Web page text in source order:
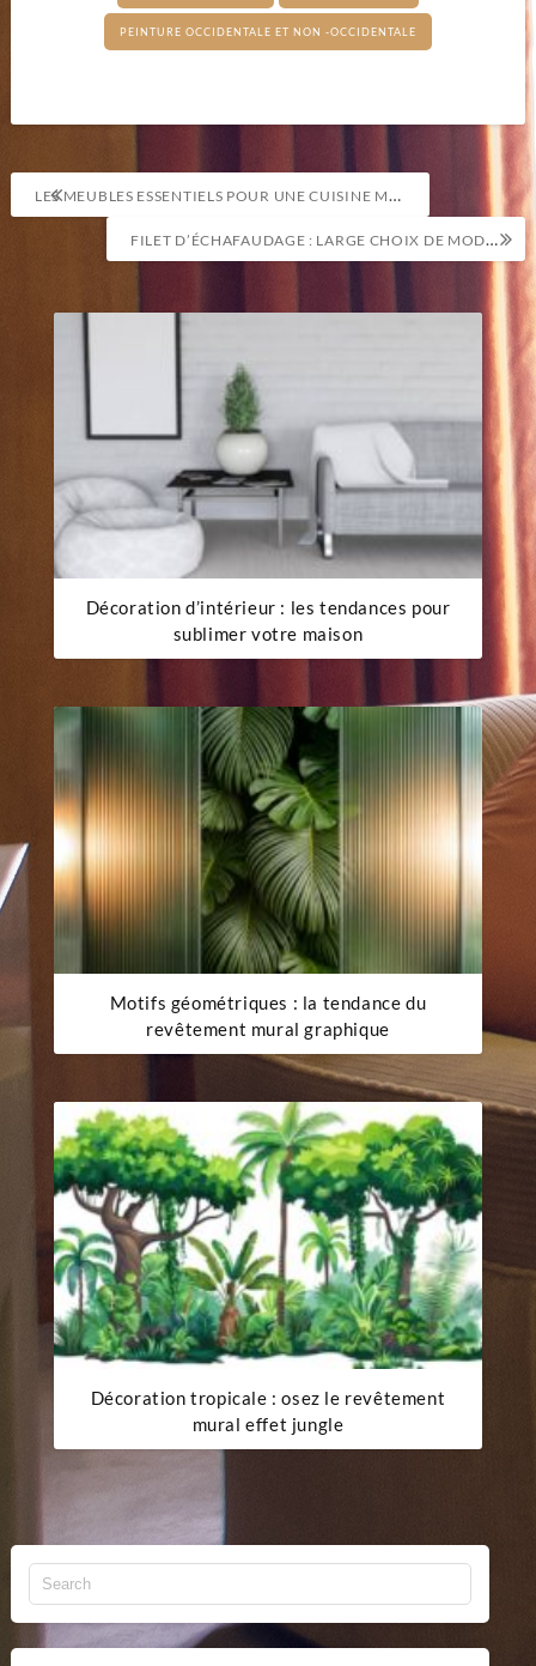
PEINTURE OCCIDENTALE ET NON -OCCIDENTALE
Navigation
de
l’article
LES MEUBLES ESSENTIELS POUR UNE CUISINE MODERNE
FILET D’ÉCHAFAUDAGE : LARGE CHOIX DE MODÈLES POUR RÉPONDRE À TOUS LES BESOINS
Décoration d’intérieur : les tendances pour
sublimer votre maison
Motifs géométriques : la tendance du
revêtement mural graphique
Décoration tropicale : osez le revêtement
mural effet jungle